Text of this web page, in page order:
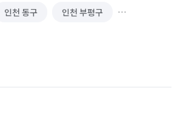
인천 동구 인천 부평구